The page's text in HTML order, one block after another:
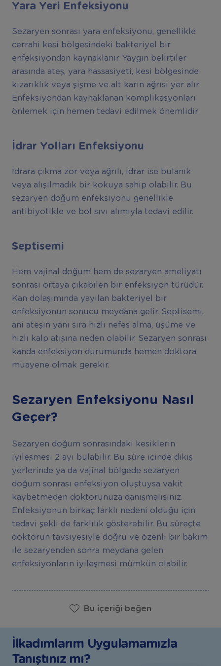
Yara Yeri Enfeksiyonu
Sezaryen sonrası yara enfeksiyonu, genellikle
cerrahi kesi bölgesindeki bakteriyel bir
enfeksiyondan kaynaklanır. Yaygın belirtiler
arasında ateş, yara hassasiyeti, kesi bölgesinde
kızarıklık veya şişme ve alt karın ağrısı yer alır.
Enfeksiyondan kaynaklanan komplikasyonları
önlemek için hemen tedavi edilmek önemlidir.
İdrar Yolları Enfeksiyonu
İdrara çıkma zor veya ağrılı, idrar ise bulanık
veya alışılmadık bir kokuya sahip olabilir. Bu
sezaryen doğum enfeksiyonu genellikle
antibiyotikle ve bol sıvı alımıyla tedavi edilir.
Septisemi
Hem vajinal doğum hem de sezaryen ameliyatı
sonrası ortaya çıkabilen bir enfeksiyon türüdür.
Kan dolaşımında yayılan bakteriyel bir
enfeksiyonun sonucu meydana gelir. Septisemi,
ani ateşin yanı sıra hızlı nefes alma, üşüme ve
hızlı kalp atışına neden olabilir. Sezaryen sonrası
kanda enfeksiyon durumunda hemen doktora
muayene olmak gerekir.
Sezaryen Enfeksiyonu Nasıl
Geçer?
Sezaryen doğum sonrasındaki kesiklerin
iyileşmesi 2 ayı bulabilir. Bu süre içinde dikiş
yerlerinde ya da vajinal bölgede sezaryen
doğum sonrası enfeksiyon oluştuysa vakit
kaybetmeden doktorunuza danışmalısınız.
Enfeksiyonun birkaç farklı nedeni olduğu için
tedavi şekli de farklılık gösterebilir. Bu süreçte
doktorun tavsiyesiyle doğru ve özenli bir bakım
ile sezaryenden sonra meydana gelen
enfeksiyonların iyileşmesi mümkün olabilir.
Bu içeriği beğen
İlkadımlarım Uygulamamızla
Tanıştınız mı?